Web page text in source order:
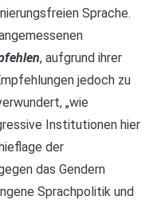
Sprache.
, aufgrund ihrer
jedoch zu
„wie
Institutionen hier
der
das Gendern
Sprachpolitik und